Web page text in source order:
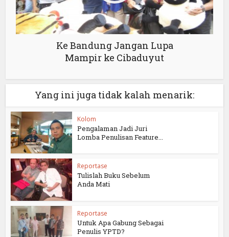
Ke Bandung Jangan Lupa
Mampir ke Cibaduyut
Yang ini juga tidak kalah menarik:
Kolom
Pengalaman Jadi Juri
Lomba Penulisan Feature...
Reportase
Tulislah Buku Sebelum
Anda Mati
Reportase
Untuk Apa Gabung Sebagai
Penulis YPTD?